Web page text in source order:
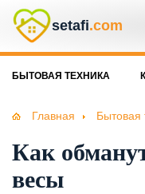
setafi.com
БЫТОВАЯ ТЕХНИКА
Главная Бытовая
Как
весы